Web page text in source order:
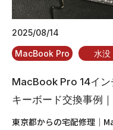
2025/08/14
MacBook Pro 水没
MacBook Pro 14イ
キーボード交換事例
東京都からの宅配修理｜